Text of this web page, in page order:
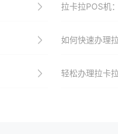
拉卡拉POS机
如何快速办理
轻松办理拉卡